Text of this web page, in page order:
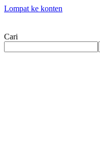
Lompat ke konten
Cari